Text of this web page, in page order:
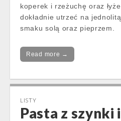
koperek i rzeżuchę oraz
dokładnie utrzeć na
smaku solą oraz pieprzem.
Read more →
LISTY
Pasta z szynki